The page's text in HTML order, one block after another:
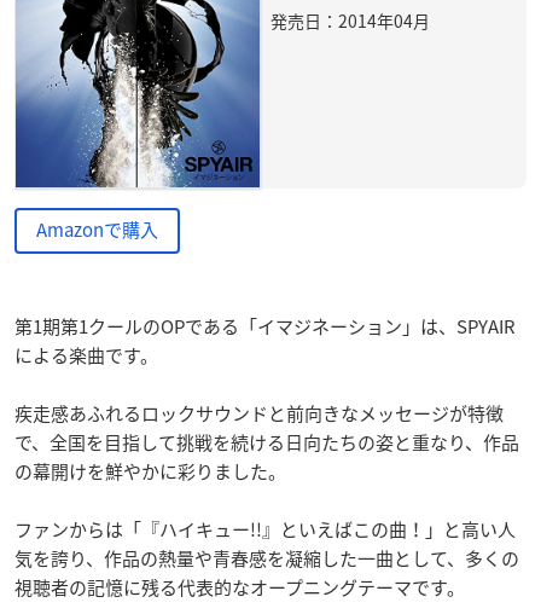
発売日：2014年04月
Amazonで購入
第1期第1クールのOPである「イマジネーション」は、SPYAIR
による楽曲です。
疾走感あふれるロックサウンドと前向きなメッセージが特徴
で、全国を目指して挑戦を続ける日向たちの姿と重なり、作品
の幕開けを鮮やかに彩りました。
ファンからは「『ハイキュー!!』といえばこの曲！」と高い人
気を誇り、作品の熱量や青春感を凝縮した一曲として、多くの
視聴者の記憶に残る代表的なオープニングテーマです。